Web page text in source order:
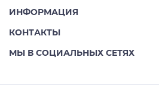
Елки
Светотехника
Новогодние игрушки
ИНФОРМАЦИЯ
Каталог
Контакты
КОНТАКТЫ
Телефон: 8 495 782-24-90
МЫ В СОЦИАЛЬНЫХ СЕТЯХ